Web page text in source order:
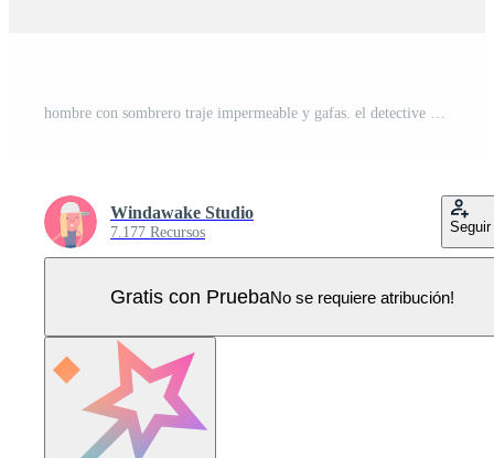
hombre con sombrero traje impermeable y gafas. el detective encubierto. Vector Pro
Windawake Studio
7.177 Recursos Seguir
Gratis con PruebaNo se requiere atribución!